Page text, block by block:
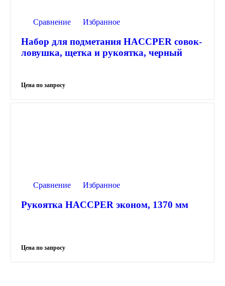
Сравнение Избранное
Набор для подметания HACCPER совок-
ловушка, щетка и рукоятка, черный
Сравнение Избранное
Рукоятка HACCPER эконом, 1370 мм